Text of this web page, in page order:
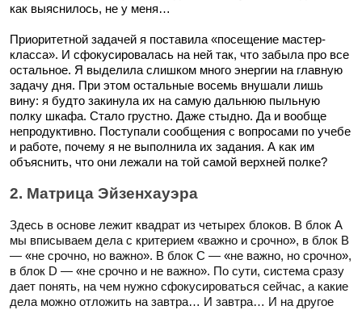
как выяснилось, не у меня…
Приоритетной задачей я поставила «посещение мастер-
класса». И сфокусировалась на ней так, что забыла про все
остальное. Я выделила слишком много энергии на главную
задачу дня. При этом остальные восемь внушали лишь
вину: я будто закинула их на самую дальнюю пыльную
полку шкафа. Стало грустно. Даже стыдно. Да и вообще
непродуктивно. Поступали сообщения с вопросами по учебе
и работе, почему я не выполнила их задания. А как им
объяснить, что они лежали на той самой верхней полке?
2. Матрица Эйзенхауэра
Здесь в основе лежит квадрат из четырех блоков. В блок А
мы вписываем дела с критерием «важно и срочно», в блок В
— «не срочно, но важно». В блок С — «не важно, но срочно»,
в блок D — «не срочно и не важно». По сути, система сразу
дает понять, на чем нужно сфокусироваться сейчас, а какие
дела можно отложить на завтра… И завтра… И на другое